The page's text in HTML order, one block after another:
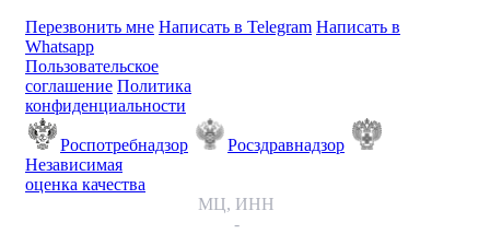
Перезвонить мне Написать в Telegram Написать в
Whatsapp
Пользовательское
соглашение Политика
конфиденциальности
Роспотребнадзор
Росздравнадзор
Независимая
оценка качества
МЦ, ИНН
-